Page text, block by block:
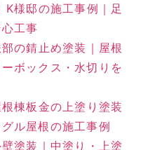
K様邸の施工事例｜足
工事
の錆止め塗装｜屋根
ボックス・水切りを
棟板金の上塗り塗装
ル屋根の施工事例
塗装｜中塗り・上塗